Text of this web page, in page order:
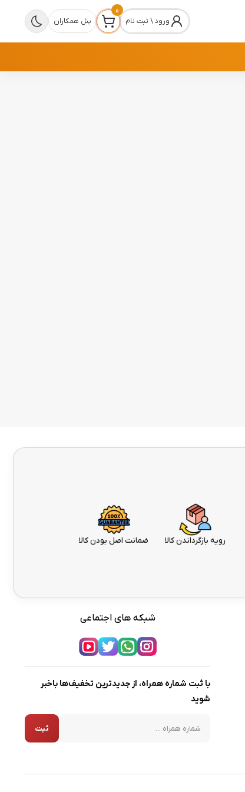
ورود \ ثبت نام
0
پنل همکاران
رویه بازگرداندن کالا ضمانت اصل بودن کالا
شبکه های اجتماعی
با ثبت شماره همراه، از جدیدترین تخفیف‌ها باخبر
شوید
ثبت